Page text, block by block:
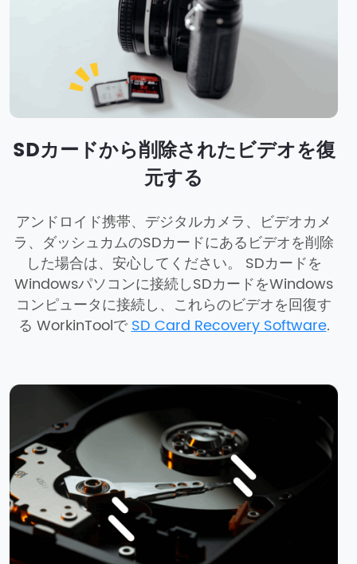
SDカードから削除されたビデオを復
元する
アンドロイド携帯、デジタルカメラ、ビデオカメ
ラ、ダッシュカムのSDカードにあるビデオを削除
した場合は、安心してください。 SDカードを
Windowsパソコンに接続しSDカードをWindows
コンピュータに接続し、これらのビデオを回復す
る WorkinToolでSD Card Recovery Software.